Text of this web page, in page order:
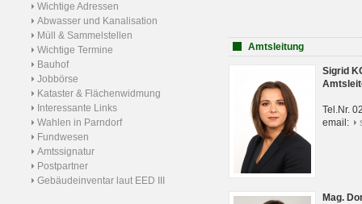
Wichtige Adressen
Abwasser und Kanalisation
Müll & Sammelstellen
Wichtige Termine
Bauhof
Jobbörse
Kataster & Flächenwidmung
Interessante Links
Wahlen in Parndorf
Fundwesen
Amtssignatur
Postpartner
Gebäudeinventar laut EED III
Amtsleitung
Sigrid
Tel.Nr.
email:
Mag.